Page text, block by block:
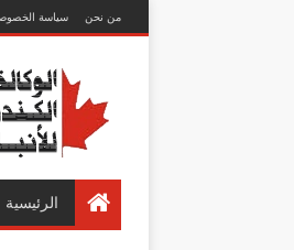
من نحن سياسة
الرئيسية